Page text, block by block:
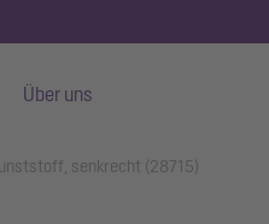
Über uns
senkrecht (28715)